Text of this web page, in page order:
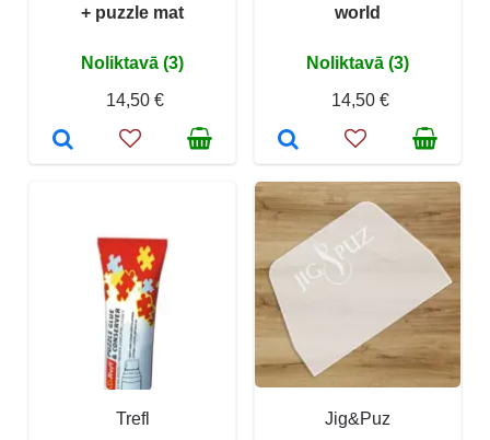
+ puzzle mat
Noliktavā (3)
14,50 €
world
Noliktavā (3)
14,50 €
Trefl Jig&Puz